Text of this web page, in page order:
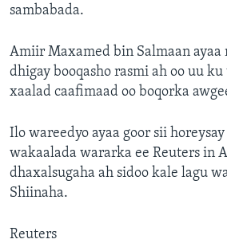
sambabada.
Amiir Maxamed bin Salmaan
dhigay booqasho rasmi ah oo uu ku
xaalad caafimaad oo boqorka
Ilo wareedyo ayaa goor sii horeysay
wakaalada wararka ee Reuters in
dhaxalsugaha ah sidoo kale lagu
Shiinaha.
Reuters